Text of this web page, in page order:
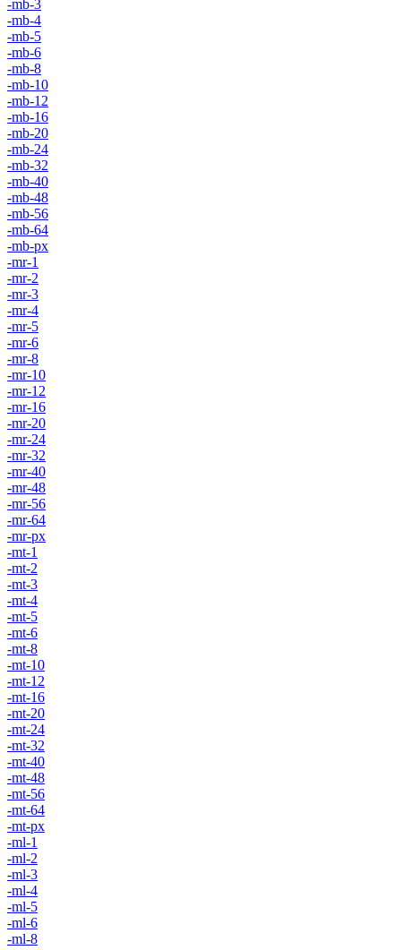
-mb-3
-mb-4
-mb-5
-mb-6
-mb-8
-mb-10
-mb-12
-mb-16
-mb-20
-mb-24
-mb-32
-mb-40
-mb-48
-mb-56
-mb-64
-mb-px
-mr-1
-mr-2
-mr-3
-mr-4
-mr-5
-mr-6
-mr-8
-mr-10
-mr-12
-mr-16
-mr-20
-mr-24
-mr-32
-mr-40
-mr-48
-mr-56
-mr-64
-mr-px
-mt-1
-mt-2
-mt-3
-mt-4
-mt-5
-mt-6
-mt-8
-mt-10
-mt-12
-mt-16
-mt-20
-mt-24
-mt-32
-mt-40
-mt-48
-mt-56
-mt-64
-mt-px
-ml-1
-ml-2
-ml-3
-ml-4
-ml-5
-ml-6
-ml-8